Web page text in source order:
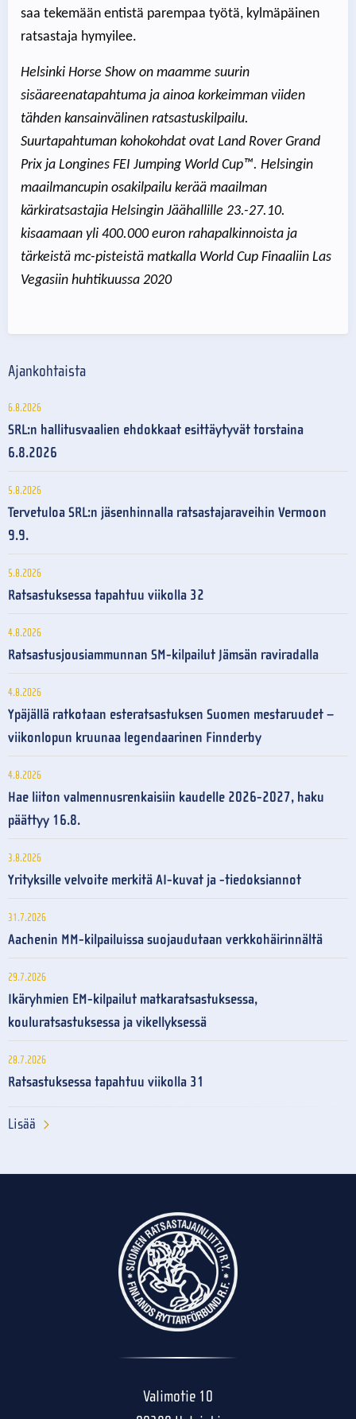
saa tekemään entistä parempaa työtä, kylmäpäinen
ratsastaja hymyilee.
Helsinki Horse Show on maamme suurin
sisäareenatapahtuma ja ainoa korkeimman viiden
tähden kansainvälinen ratsastuskilpailu.
Suurtapahtuman kohokohdat ovat Land Rover Grand
Prix ja Longines FEI Jumping World Cup™. Helsingin
maailmancupin osakilpailu kerää maailman
kärkiratsastajia Helsingin Jäähallille 23.-27.10.
kisaamaan yli 400.000 euron rahapalkinnoista ja
tärkeistä mc-pisteistä matkalla World Cup Finaaliin Las
Vegasiin huhtikuussa 2020
Ajankohtaista
6.8.2026
SRL:n hallitusvaalien ehdokkaat esittäytyvät torstaina
6.8.2026
5.8.2026
Tervetuloa SRL:n jäsenhinnalla ratsastajaraveihin Vermoon
9.9.
5.8.2026
Ratsastuksessa tapahtuu viikolla 32
4.8.2026
Ratsastusjousiammunnan SM-kilpailut Jämsän raviradalla
4.8.2026
Ypäjällä ratkotaan esteratsastuksen Suomen mestaruudet –
viikonlopun kruunaa legendaarinen Finnderby
4.8.2026
Hae liiton valmennusrenkaisiin kaudelle 2026-2027, haku
päättyy 16.8.
3.8.2026
Yrityksille velvoite merkitä AI-kuvat ja -tiedoksiannot
31.7.2026
Aachenin MM-kilpailuissa suojaudutaan verkkohäirinnältä
29.7.2026
Ikäryhmien EM-kilpailut matkaratsastuksessa,
kouluratsastuksessa ja vikellyksessä
28.7.2026
Ratsastuksessa tapahtuu viikolla 31
Lisää
Valimotie 10